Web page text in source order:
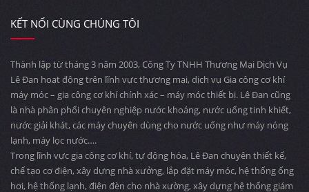
KẾT NỐI CÙNG CHÚNG TÔI
Thành lập từ tháng 3 năm 2003, Công Ty TNHH Thương Mại Dịch Vụ
Lê Đan hoạt động trên lĩnh vực thương mại, dịch vụ Gia công cơ khí
máy móc – gia công cơ khí chính xác – máy móc thiết bị. Lê Đan cũng
là nhà phân phối chuyên nghiệp nước khoáng, nước uống tinh khiết,
nước giải khát, các máy chuyên dùng cho nước uống như máy nóng
lạnh, máy lọc nước….
Trong lĩnh vực gia công cơ khí, tự động hóa, Lê Đan chuyên thiết kế,
chế tạo cơ điện, xây dựng nhà xưởng, lắp đặt máy móc, hệ thống ống
hơi, hệ thống lạnh, điện đèn cho nhà xường, xây dựng hệ thống giám